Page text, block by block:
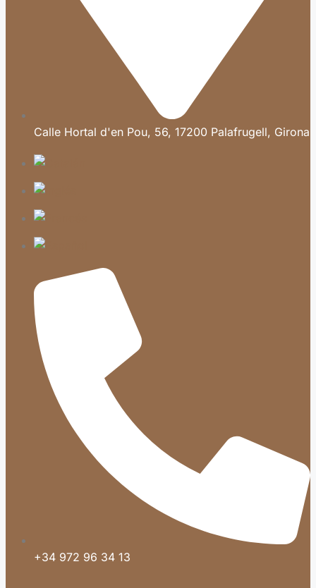
Calle Hortal d'en Pou, 56, 17200 Palafrugell, Girona
+34 972 96 34 13